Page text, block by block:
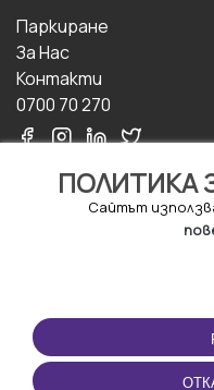
ПОЛИТИКА
Сайтът
Паркиране
За Hас
Контакти
0700 70 270
ПОЛЗВАНЕ
Правила и условия за
ползване